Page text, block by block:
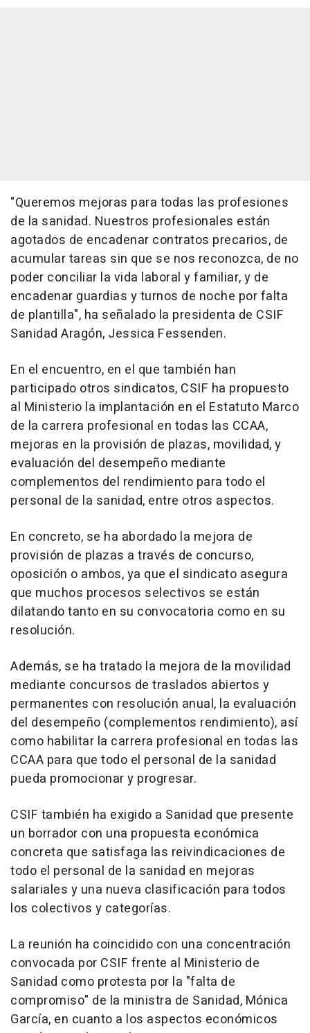
"Queremos mejoras para todas las profesiones
de la sanidad. Nuestros profesionales están
agotados de encadenar contratos precarios, de
acumular tareas sin que se nos reconozca, de no
poder conciliar la vida laboral y familiar, y de
encadenar guardias y turnos de noche por falta
de plantilla", ha señalado la presidenta de CSIF
Sanidad Aragón, Jessica Fessenden.
En el encuentro, en el que también han
participado otros sindicatos, CSIF ha propuesto
al Ministerio la implantación en el Estatuto Marco
de la carrera profesional en todas las CCAA,
mejoras en la provisión de plazas, movilidad, y
evaluación del desempeño mediante
complementos del rendimiento para todo el
personal de la sanidad, entre otros aspectos.
En concreto, se ha abordado la mejora de
provisión de plazas a través de concurso,
oposición o ambos, ya que el sindicato asegura
que muchos procesos selectivos se están
dilatando tanto en su convocatoria como en su
resolución.
Además, se ha tratado la mejora de la movilidad
mediante concursos de traslados abiertos y
permanentes con resolución anual, la evaluación
del desempeño (complementos rendimiento), así
como habilitar la carrera profesional en todas las
CCAA para que todo el personal de la sanidad
pueda promocionar y progresar.
CSIF también ha exigido a Sanidad que presente
un borrador con una propuesta económica
concreta que satisfaga las reivindicaciones de
todo el personal de la sanidad en mejoras
salariales y una nueva clasificación para todos
los colectivos y categorías.
La reunión ha coincidido con una concentración
convocada por CSIF frente al Ministerio de
Sanidad como protesta por la "falta de
compromiso" de la ministra de Sanidad, Mónica
García, en cuanto a los aspectos económicos